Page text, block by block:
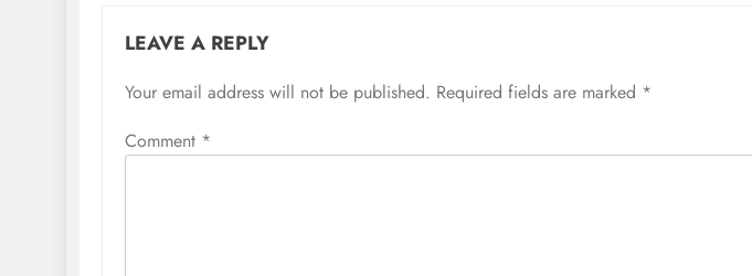
LEAVE A REPLY
Your email address will not be published. Required fields are marked *
Comment *